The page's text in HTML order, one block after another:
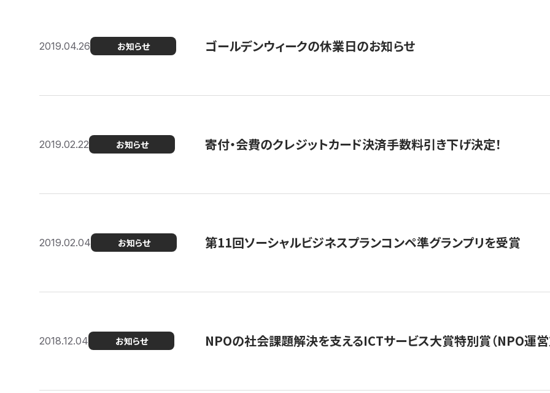
2019.04.26 お知らせ ゴールデンウィークの休業日のお知らせ
2019.02.22 お知らせ 寄付・会費のクレジットカード決済手数料引き下げ決定！
2019.02.04 お知らせ 第11回ソーシャルビジネスプランコンペ準グランプリを受賞
2018.12.04 お知らせ NPOの社会課題解決を支えるICTサービス大賞特別賞（NPO運